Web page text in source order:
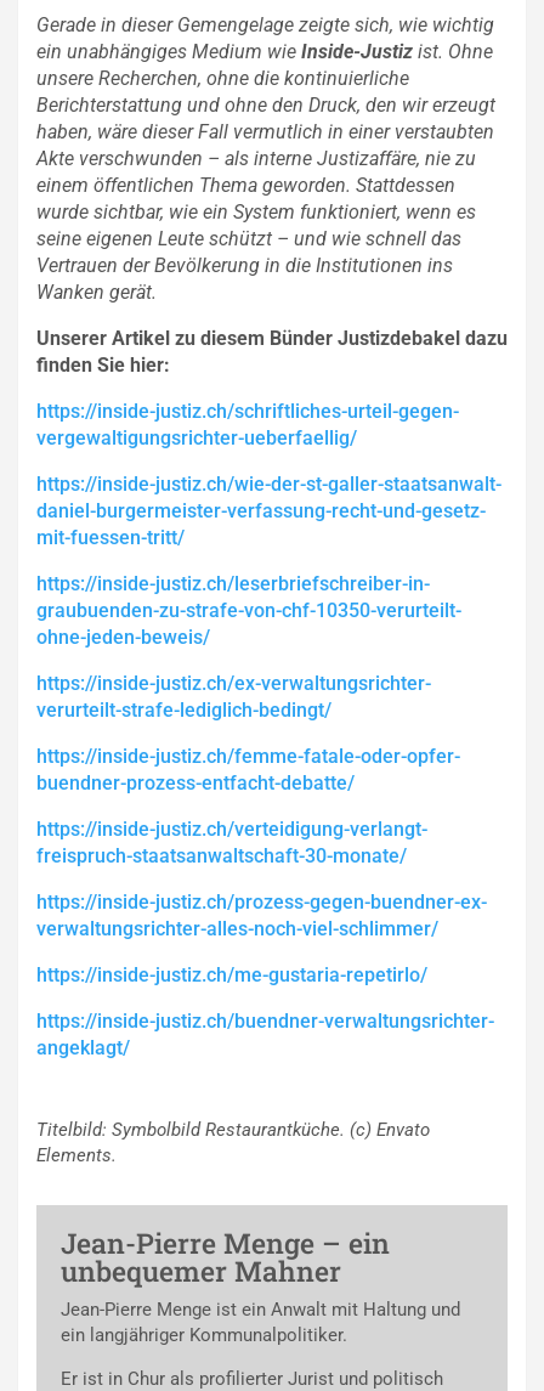
Gerade in dieser Gemengelage zeigte sich, wie wichtig
ein unabhängiges Medium wie Inside-Justiz ist. Ohne
unsere Recherchen, ohne die kontinuierliche
Berichterstattung und ohne den Druck, den wir erzeugt
haben, wäre dieser Fall vermutlich in einer verstaubten
Akte verschwunden – als interne Justizaffäre, nie zu
einem öffentlichen Thema geworden. Stattdessen
wurde sichtbar, wie ein System funktioniert, wenn es
seine eigenen Leute schützt – und wie schnell das
Vertrauen der Bevölkerung in die Institutionen ins
Wanken gerät.
Unserer Artikel zu diesem Bünder Justizdebakel dazu
finden Sie hier:
https://inside-justiz.ch/schriftliches-urteil-gegen-
vergewaltigungsrichter-ueberfaellig/
https://inside-justiz.ch/wie-der-st-galler-staatsanwalt-
daniel-burgermeister-verfassung-recht-und-gesetz-
mit-fuessen-tritt/
https://inside-justiz.ch/leserbriefschreiber-in-
graubuenden-zu-strafe-von-chf-10350-verurteilt-
ohne-jeden-beweis/
https://inside-justiz.ch/ex-verwaltungsrichter-
verurteilt-strafe-lediglich-bedingt/
https://inside-justiz.ch/femme-fatale-oder-opfer-
buendner-prozess-entfacht-debatte/
https://inside-justiz.ch/verteidigung-verlangt-
freispruch-staatsanwaltschaft-30-monate/
https://inside-justiz.ch/prozess-gegen-buendner-ex-
verwaltungsrichter-alles-noch-viel-schlimmer/
https://inside-justiz.ch/me-gustaria-repetirlo/
https://inside-justiz.ch/buendner-verwaltungsrichter-
angeklagt/
Titelbild: Symbolbild Restaurantküche. (c) Envato
Elements.
Jean-Pierre Menge – ein
unbequemer Mahner
Jean-Pierre Menge ist ein Anwalt mit Haltung und
ein langjähriger Kommunalpolitiker.
Er ist in Chur als profilierter Jurist und politisch